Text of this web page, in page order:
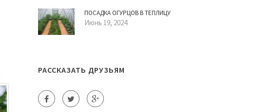
ПОСАДКА ОГУРЦОВ В ТЕПЛИЦУ
Июнь 19, 2024
РАССКАЗАТЬ ДРУЗЬЯМ